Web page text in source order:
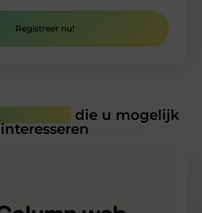
Registreer nu!
die u mogelijk
interesseren